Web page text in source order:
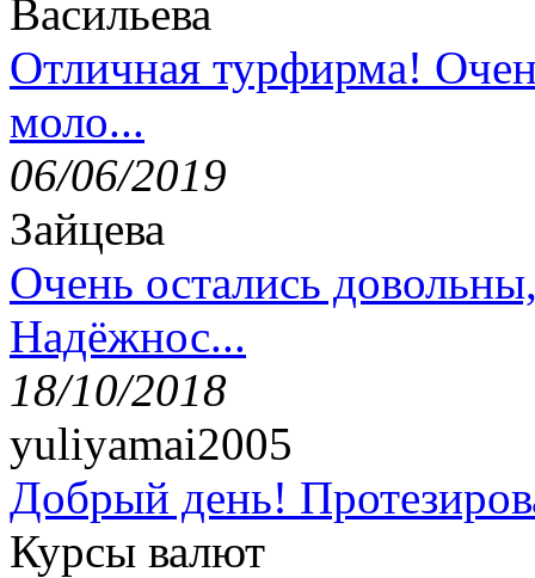
Васильева
Отличная турфирма!
моло...
06/06/2019
Зайцева
Очень остались
Надёжнос...
18/10/2018
yuliyamai2005
Добрый день!
Курсы валют